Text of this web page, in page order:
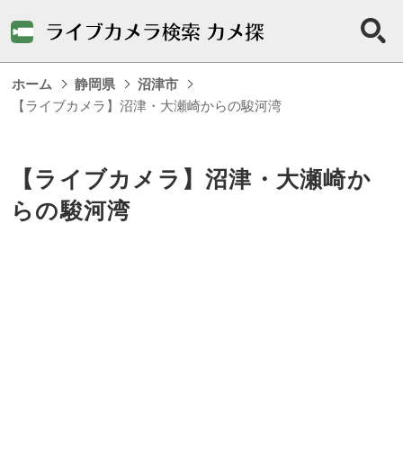
ホーム 静岡県
沼津市
【ライブカメラ】沼津・大瀬崎からの駿河湾
【ライブカメラ】沼津・大瀬崎か
らの駿河湾